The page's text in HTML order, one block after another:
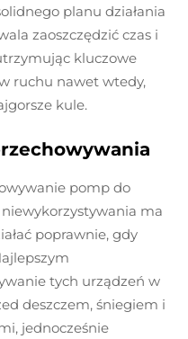
planu działania
zaoszczędzić czas i
kluczowe
ruchu nawet wtedy,
kule.
pomp do
ma
poprawnie, gdy
tych urządzeń w
deszczem, śniegiem i
jednocześnie